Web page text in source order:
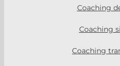
Coaching
Coaching
Coaching